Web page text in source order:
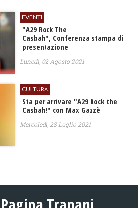
EVENTI
"A29 Rock The
Casbah", Conferenza stampa di
presentazione
Lunedì, 02 Agosto 2021
CULTURA
Sta per arrivare "A29 Rock the
Casbah!" con Max Gazzè
Mercoledì, 28 Luglio 2021